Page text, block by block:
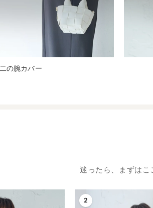
二の腕カバー
迷ったら、まずはこ
2